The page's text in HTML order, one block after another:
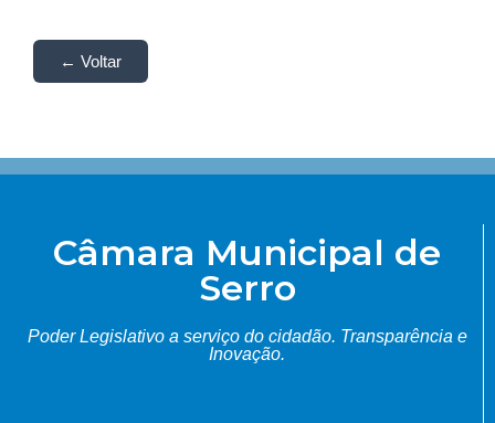
← Voltar
Câmara Municipal de
Serro
Poder Legislativo a serviço do cidadão. Transparência e
Inovação.